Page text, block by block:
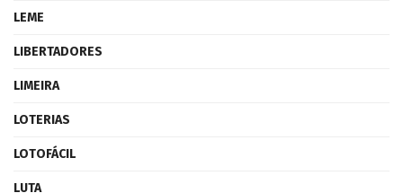
LEME
LIBERTADORES
LIMEIRA
LOTERIAS
LOTOFÁCIL
LUTA